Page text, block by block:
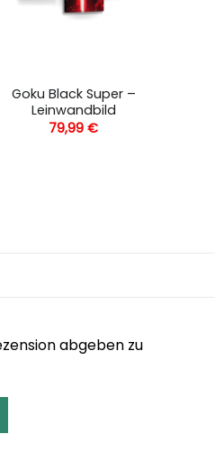
Goku Black Super –
Leinwandbild
79,99€
abgeben zu